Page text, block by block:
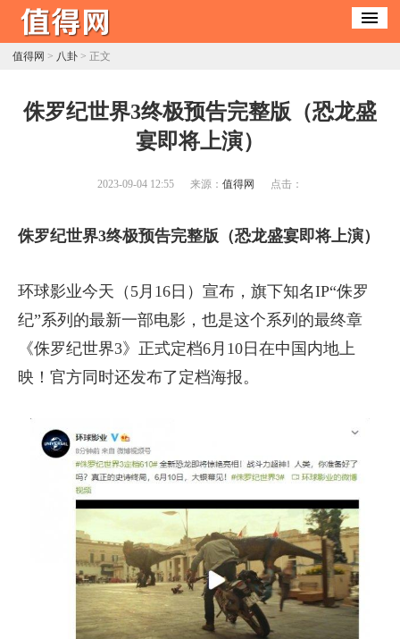
值得网 > 八卦> 正文
​侏罗纪世界3终极预告完整版（恐龙盛
宴即将上演）
2023-09-04 12:55 来源： 值得网 点击：
侏罗纪世界3终极预告完整版（恐龙盛宴即将上演）
环球影业今天（5月16日）宣布，旗下知名IP“侏罗
纪”系列的最新一部电影，也是这个系列的最终章
《侏罗纪世界3》正式定档6月10日在中国内地上
映！官方同时还发布了定档海报。